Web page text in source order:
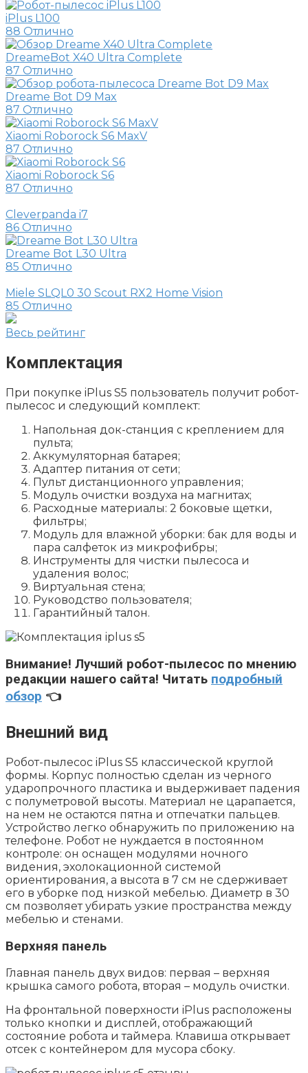
iPlus L100
88 Отлично
DreameBot X40 Ultra Complete
87 Отлично
Dreame Bot D9 Max
87 Отлично
Xiaomi Roborock S6 MaxV
87 Отлично
Xiaomi Roborock S6
87 Отлично
Cleverpanda i7
86 Отлично
Dreame Bot L30 Ultra
85 Отлично
Miele SLQL0 30 Scout RX2 Home Vision
85 Отлично
Весь рейтинг
Комплектация
При покупке iPlus S5 пользователь получит робот-
пылесос и следующий комплект:
Напольная док-станция с креплением для
пульта;
Аккумуляторная батарея;
Адаптер питания от сети;
Пульт дистанционного управления;
Модуль очистки воздуха на магнитах;
Расходные материалы: 2 боковые щетки,
фильтры;
Модуль для влажной уборки: бак для воды и
пара салфеток из микрофибры;
Инструменты для чистки пылесоса и
удаления волос;
Виртуальная стена;
Руководство пользователя;
Гарантийный талон.
Внимание! Лучший робот-пылесос по мнению
редакции нашего сайта! Читать подробный
обзор 👈
Внешний вид
Робот-пылесос iPlus S5 классической круглой
формы. Корпус полностью сделан из черного
ударопрочного пластика и выдерживает падения
с полуметровой высоты. Материал не царапается,
на нем не остаются пятна и отпечатки пальцев.
Устройство легко обнаружить по приложению на
телефоне. Робот не нуждается в постоянном
контроле: он оснащен модулями ночного
видения, эхолокационной системой
ориентирования, а высота в 7 см не сдерживает
его в уборке под низкой мебелью. Диаметр в 30
см позволяет убирать узкие пространства между
мебелью и стенами.
Верхняя панель
Главная панель двух видов: первая – верхняя
крышка самого робота, вторая – модуль очистки.
На фронтальной поверхности iPlus расположены
только кнопки и дисплей, отображающий
состояние робота и таймера. Клавиша открывает
отсек с контейнером для мусора сбоку.